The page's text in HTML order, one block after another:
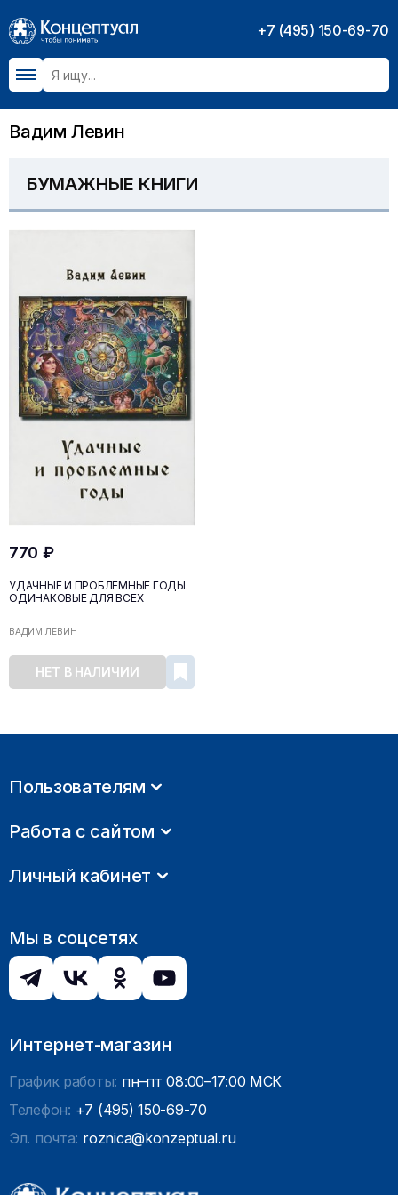
+7 (495) 150-69-70
Вадим Левин
БУМАЖНЫЕ КНИГИ
770 ₽
УДАЧНЫЕ И ПРОБЛЕМНЫЕ ГОДЫ.
ОДИНАКОВЫЕ ДЛЯ ВСЕХ
ВАДИМ ЛЕВИН
НЕТ В НАЛИЧИИ
Пользователям
Работа с сайтом
Личный кабинет
Мы в соцсетях
Интернет-магазин
График работы: пн–пт 08:00–17:00 МСК
Телефон: +7 (495) 150-69-70
Эл. почта: roznica@konzeptual.ru